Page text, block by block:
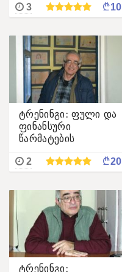
3 ¢10
ტრენინგი: ფული და
ფინანსური
წარმატების
2 ¢20
ტრენინგი: